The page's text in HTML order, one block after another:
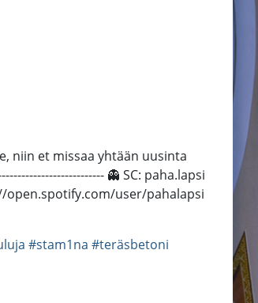
niin et missaa yhtään uusinta
👻 SC: paha.lapsi
open.spotify.com/user/pahalapsi
#stam1na #teräsbetoni